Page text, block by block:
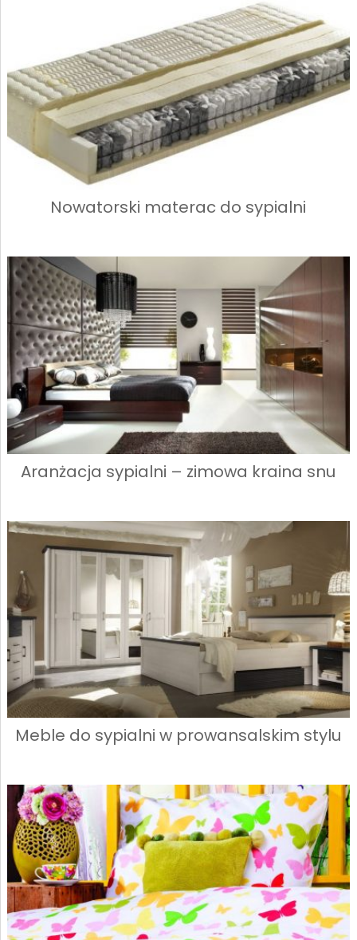
Nowatorski materac do sypialni
Aranżacja sypialni – zimowa kraina snu
Meble do sypialni w prowansalskim stylu